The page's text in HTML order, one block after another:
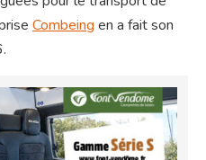
Combeing en a fait son